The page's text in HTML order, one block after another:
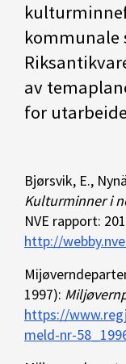
kommunale
av
for
Bjørsvik, E.,
Kulturminner i
NVE rapport:
http://
1997):
https://
meld-nr-